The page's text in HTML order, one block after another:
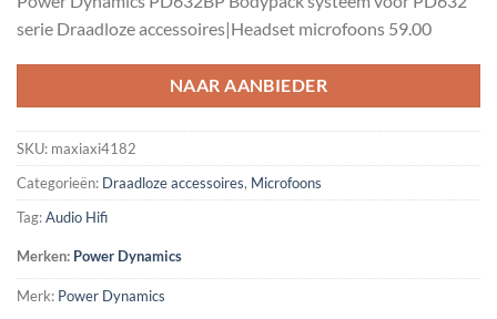
was:
€89.95.
is:
€75.00.
serie Draadloze accessoires|Headset microfoons 59.00
NAAR AANBIEDER
SKU: maxiaxi4182
Categorieën: Draadloze accessoires, Microfoons
Tag:Audio Hifi
Merken: Power Dynamics
Merk: Power Dynamics